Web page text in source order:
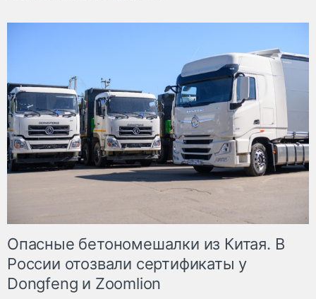
Опасные бетономешалки из Китая. В
России отозвали сертификаты у
Dongfeng и Zoomlion